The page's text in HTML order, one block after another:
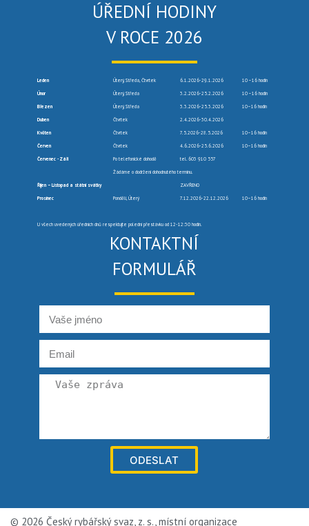
ÚŘEDNÍ HODINY
V ROCE 2026
Leden Úterý, Středa, Čtvrtek 6.1.2026-29.1.2026 10 –16 hodin
Únor Úterý, Středa 3.2.2026-25.2.2026 10 –16 hodin
Březen Úterý, Středa 3.3.2026-25.3.2026 10–16 hodin
Duben Čtvrtek 2.4.2026-30.4.2026
Květen Čtvrtek 7.5.2026-28.5.2026 10–16 hodin
Červen Čtvrtek 4.6.2026-25.6.2026 10–16 hodin
Červenec -Září Po telefonické dohodě tel. 603 910 557
Žádáme o dodržení dohodnutého termínu.
Říjen – Listopad a státní svátky ZAVŘENO
Prosinec Pondělí, Úterý 7.12.2026-22.12.2026 10–16 hodin
U všech uvedených úředních dnů respektujte polední přestávku od 12-12:30 hodin.
KONTAKTNÍ
FORMULÁŘ
ODESLAT
© 2026 Český rybářský svaz, z. s., místní organizace